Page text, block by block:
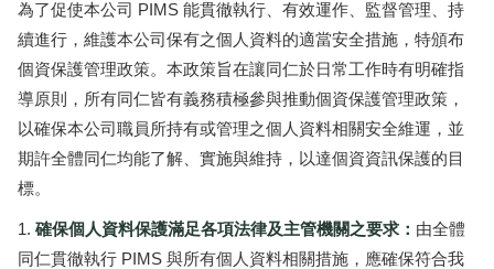
為了促使本公司 PIMS 能貫徹執行、有效運作、監督管理、持
續進行，維護本公司保有之個人資料的適當安全措施，特頒布
個資保護管理政策。本政策旨在讓同仁於日常工作時有明確指
導原則，所有同仁皆有義務積極參與推動個資保護管理政策，
以確保本公司職員所持有或管理之個人資料相關安全維運，並
期許全體同仁均能了解、實施與維持，以達個資資訊保護的目
標。
確保個人資料保護滿足各項法律及主管機關之要求： 由全體
同仁貫徹執行 PIMS 與所有個人資料相關措施，應確保符合我